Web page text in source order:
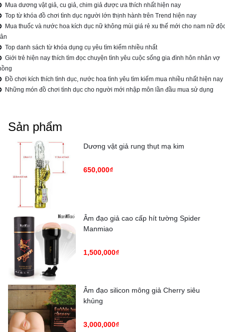
Mua dương vật giả, cu giả, chim giả được ưa thích nhất hiện nay
Top từ khóa đồ chơi tình dục người lớn thịnh hành trên Trend hiện nay
Mua thuốc và nước hoa kích dục nữ không mùi giá rẻ xu thế mới cho nam nữ
Top danh sách từ khóa dụng cụ yêu tìm kiếm nhiều nhất
Giới trẻ hiện nay thích tìm đọc chuyện tình yêu cuộc sống gia đình hôn nhân vợ
Đồ chơi kích thích tình dục, nước hoa tình yêu tìm kiếm mua nhiều nhất hiện nay
Những món đồ chơi tình dục cho người mới nhập môn lần đầu mua sử dụng
Sản phẩm
Dương vật giả rung thụt mạ kim
650,000₫
Âm đạo giả cao cấp hít tường Spider
Manmiao
1,500,000₫
Âm đạo silicon mông giả Cherry siêu
khủng
3,000,000₫